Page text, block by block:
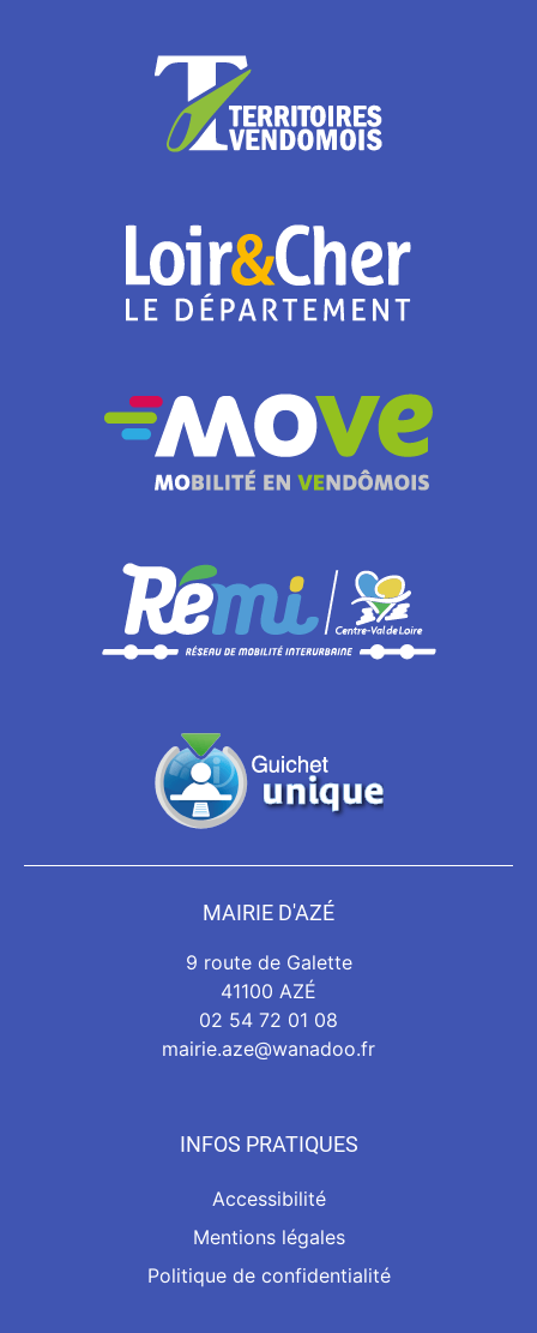
MAIRIE D'AZÉ
9 route de Galette
41100 AZÉ
02 54 72 01 08
mairie.aze@wanadoo.fr
INFOS PRATIQUES
Accessibilité
Mentions légales
Politique de confidentialité